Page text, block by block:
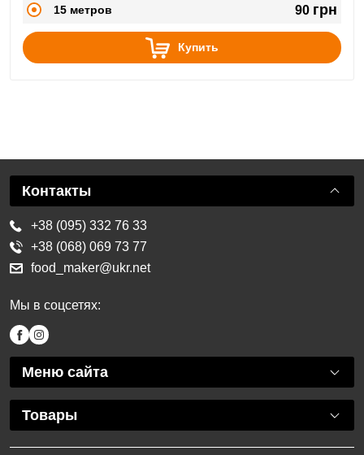
15 метров
90 грн
Купить
Меню сайта
Товары
Контакты
+38 (095) 332 76 33
+38 (068) 069 73 77
food_maker@ukr.net
Мы в соцсетях: